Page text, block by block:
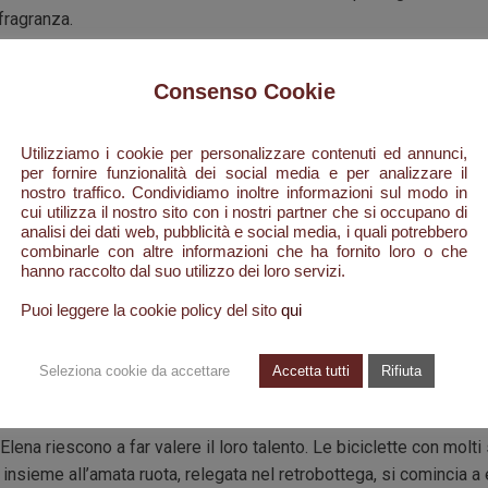
Roma:
tutte diverse fra loro, duecentocinquanta anime, poco più
d’altri tempi. Da qui inizia la storia di Celestino Durante
riabbracciare papà Giuseppe e mamma Lucia.
capo di bestiame, erano state e sono le uniche risorse
ma molti di quei ragazzi avevano una grande
da taglio e di lama tornavano come nuovi. Celestino
decidono di partire per Roma. Con lui partono in tanti.
con una bicicletta attrezzata alla bisogna, qualcuno più
città.
riescono a far valere il loro talento. Le biciclette con
all’amata ruota, relegata nel retrobottega, si comincia
Consenso Cookie
Utilizziamo i cookie per personalizzare contenuti ed annunci,
per fornire funzionalità dei social media e per analizzare il
nostro traffico. Condividiamo inoltre informazioni sul modo in
cui utilizza il nostro sito con i nostri partner che si occupano di
analisi dei dati web, pubblicità e social media, i quali potrebbero
combinarle con altre informazioni che ha fornito loro o che
hanno raccolto dal suo utilizzo dei loro servizi.
Puoi leggere la cookie policy del sito qui
Seleziona cookie da accettare Accetta tutti Rifiuta